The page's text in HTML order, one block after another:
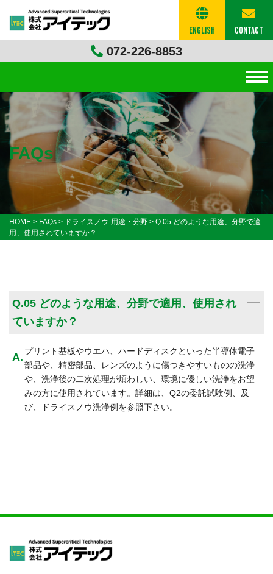
072-226-8853
English Contact
FAQs
HOME > FAQs > ドライスノウ-用途・分野 >Q.05 どのような用途、分野で適
用、使用されていますか？
A
Q.05 どのような用途、分野で適用、使用され
ていますか？
プリント基板やウエハ、ハードディスクといった半導体電子
部品や、精密部品、レンズのように傷つきやすいものの洗浄
や、洗浄後の二次処理が煩わしい、環境に優しい洗浄をお望
みの方に使用されています。詳細は、Q2の委託試験例、及
び、
ドライスノウ洗浄例 を参照下さい。